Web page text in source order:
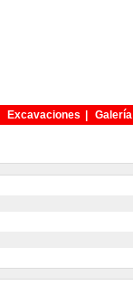
Excavaciones Galería